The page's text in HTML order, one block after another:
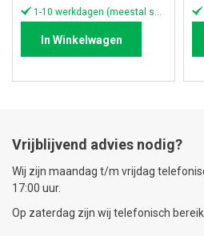
In Winkelwagen
Vrijblijvend advies nodig?
Wij zijn maandag t/m vrijdag
17:00 uur.
Op zaterdag zijn wij telefonisch